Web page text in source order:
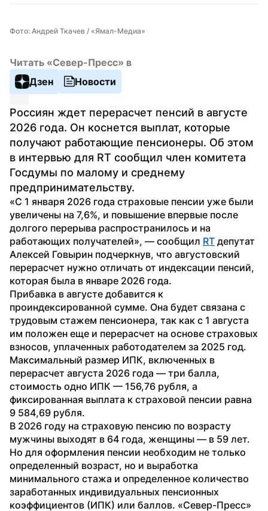
Фото: Андрей Ткачев / «Ямал-Медиа»
Читать «Север-Пресс» в
Дзен
Новости
Россиян ждет перерасчет пенсий в августе
2026 года. Он коснется выплат, которые
получают работающие пенсионеры. Об этом
в интервью для RT сообщил член комитета
Госдумы по малому и среднему
предпринимательству.
«С 1 января 2026 года страховые пенсии уже были
увеличены на 7,6%, и повышение впервые после
долгого перерыва распространилось и на
работающих получателей», — сообщил RT депутат
Алексей Говырин подчеркнув, что августовский
перерасчет нужно отличать от индексации пенсий,
которая была в январе 2026 года.
Прибавка в августе добавится к
проиндексированной сумме. Она будет связана с
трудовым стажем пенсионера, так как с 1 августа
им положен еще и перерасчет на основе страховых
взносов, уплаченных работодателем за 2025 год.
Максимальный размер ИПК, включенных в
перерасчет августа 2026 года — три балла,
стоимость одно ИПК — 156,76 рубля, а
фиксированная выплата к страховой пенсии равна
9 584,69 рубля.
В 2026 году на страховую пенсию по возрасту
мужчины выходят в 64 года, женщины — в 59 лет.
Но для оформления пенсии необходим не только
определенный возраст, но и выработка
минимального стажа и определенное количество
заработанных индивидуальных пенсионных